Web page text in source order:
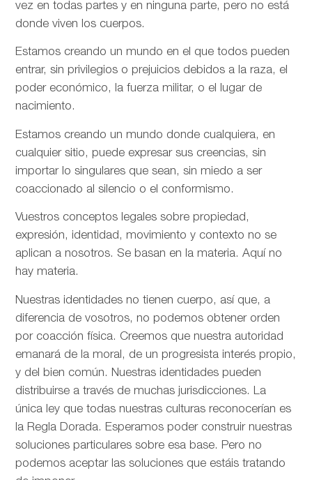
vez en todas partes y en ninguna parte, pero no está
donde viven los cuerpos.
Estamos creando un mundo en el que todos pueden
entrar, sin privilegios o prejuicios debidos a la raza, el
poder económico, la fuerza militar, o el lugar de
nacimiento.
Estamos creando un mundo donde cualquiera, en
cualquier sitio, puede expresar sus creencias, sin
importar lo singulares que sean, sin miedo a ser
coaccionado al silencio o el conformismo.
Vuestros conceptos legales sobre propiedad,
expresión, identidad, movimiento y contexto no se
aplican a nosotros. Se basan en la materia. Aquí no
hay materia.
Nuestras identidades no tienen cuerpo, así que, a
diferencia de vosotros, no podemos obtener orden
por coacción física. Creemos que nuestra autoridad
emanará de la moral, de un progresista interés propio,
y del bien común. Nuestras identidades pueden
distribuirse a través de muchas jurisdicciones. La
única ley que todas nuestras culturas reconocerían es
la Regla Dorada. Esperamos poder construir nuestras
soluciones particulares sobre esa base. Pero no
podemos aceptar las soluciones que estáis tratando